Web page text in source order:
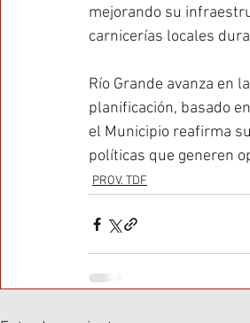
mejorando su
carnicerías locales
Río Grande avanza en
planificación, basado
el Municipio reafirma
políticas que generen
PROV. TDF